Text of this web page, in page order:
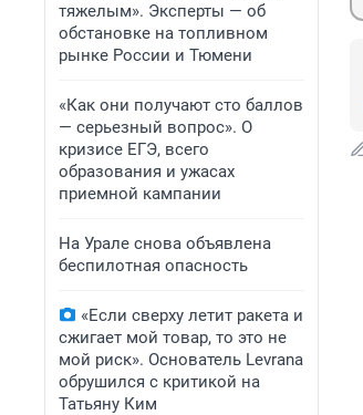
тяжелым». Эксперты — об
обстановке на топливном
рынке России и Тюмени
«Как они получают сто баллов
— серьезный вопрос». О
кризисе ЕГЭ, всего
образования и ужасах
приемной кампании
На Урале снова объявлена
беспилотная опасность
«Если сверху летит ракета и
сжигает мой товар, то это не
мой риск». Основатель Levrana
обрушился с критикой на
Татьяну Ким